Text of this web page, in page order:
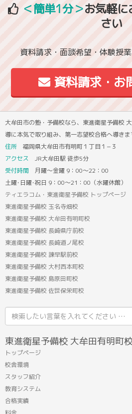
＜簡単1分＞お気軽
さい
資料請求・面談希望・体験授
資料請求・お
大牟田市の塾・予備校なら、東進衛星予備校
導に本気で取り組み、第一志望校合格へ導きま
住所 福岡県大牟田市有明町１丁目１−３
アクセス JR大牟田駅 徒歩5分
受付時間 月曜～金曜 9：00～22：00
土曜･日曜･祝日 9：00～21：00（水曜休館）
ティエラコム・東進衛星予備校 トップページ
東進衛星予備校 玉名寺畑校
東進衛星予備校 大牟田有明町校
東進衛星予備校 長崎県庁前校
東進衛星予備校 長崎道ノ尾校
東進衛星予備校 諫早駅前校
東進衛星予備校 大村西本町校
東進衛星予備校 島原田町校
東進衛星予備校 佐世保栄町校
索
結
東進衛星予備校 大牟田有明町
トップページ
校舎環境
スタッフ紹介
教育システム
合格実績